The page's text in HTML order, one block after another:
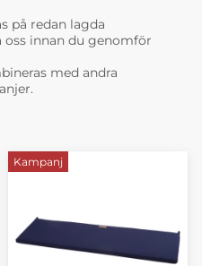
på redan lagda
innan du genomför
med andra
Kampanj